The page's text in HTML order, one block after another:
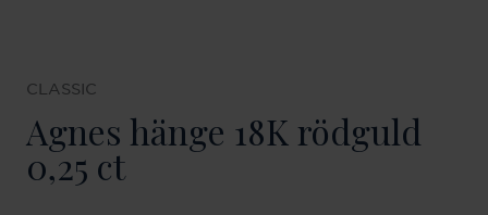
CLASSIC
Agnes hänge 18K rödguld
0,25 ct